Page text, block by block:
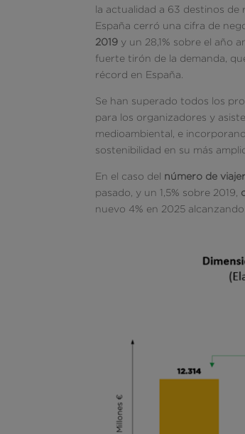
la actualidad a 63 destinos de
España cerró una cifra de
2019 y un 28,1% sobre el año
fuerte tirón de la demanda,
récord en España.
Se han superado todos los
para los organizadores y
medioambiental, e
sostenibilidad en su más
En el caso del número de
pasado, y un 1,5% sobre 2019,
nuevo 4% en 2025 alcanzando